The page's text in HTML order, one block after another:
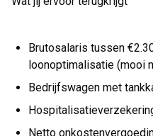
Brutosalaris tussen
loonoptimalisatie (mooi
Bedrijfswagen met
Netto